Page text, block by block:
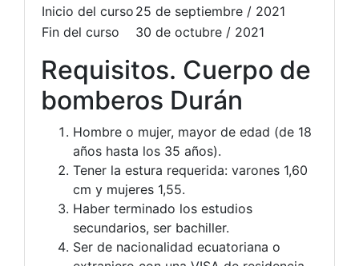
Inicio del curso 25 de septiembre / 2021
Fin del curso
30 de octubre / 2021
Requisitos. Cuerpo de
bomberos Durán
Hombre o mujer, mayor de edad (de 18
años hasta los 35 años).
Tener la estura requerida: varones 1,60
cm y mujeres 1,55.
Haber terminado los estudios
secundarios, ser bachiller.
Ser de nacionalidad ecuatoriana o